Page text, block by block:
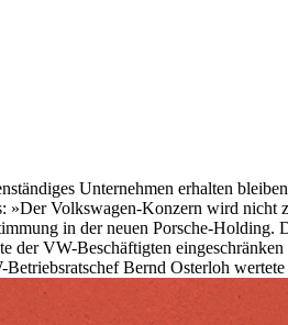
Unternehmen erhalten
Volkswagen-Konzern wird nicht
in der neuen Porsche-
VW-Beschäftigten
Bernd Osterloh